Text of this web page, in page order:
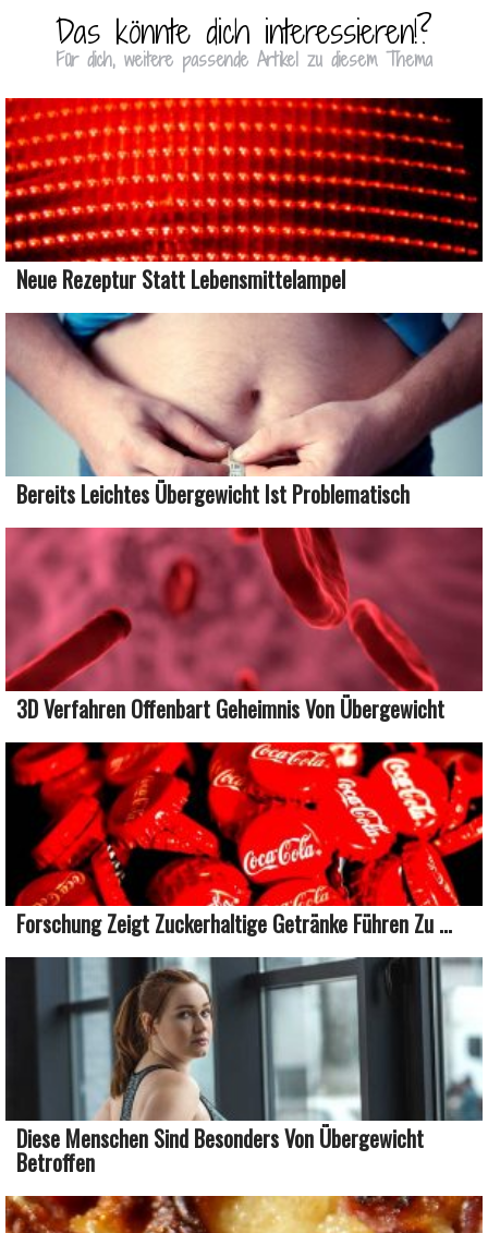
Das könnte dich interessieren!?
Für dich, weitere passende Artikel zu diesem Thema
Neue Rezeptur Statt Lebensmittelampel
Bereits Leichtes Übergewicht Ist Problematisch
3D Verfahren Offenbart Geheimnis Von Übergewicht
Forschung Zeigt Zuckerhaltige Getränke Führen Zu ...
Diese Menschen Sind Besonders Von Übergewicht
Betroffen